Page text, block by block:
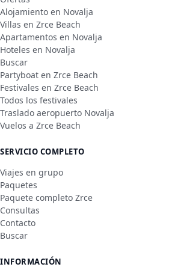
Alojamiento en Novalja
Villas en Zrce Beach
Apartamentos en Novalja
Hoteles en Novalja
Buscar
Partyboat en Zrce Beach
Festivales en Zrce Beach
Todos los festivales
Traslado aeropuerto Novalja
Vuelos a Zrce Beach
SERVICIO COMPLETO
Viajes en grupo
Paquetes
Paquete completo Zrce
Consultas
Contacto
Buscar
INFORMACIÓN